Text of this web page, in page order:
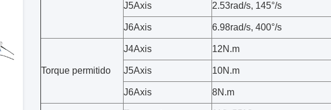
J5Axis 2.53rad/s, 145°/s
J6Axis 6.98rad/s, 400°/s
Torque permitido
J4Axis 12N.m
J5Axis 10N.m
J6Axis 8N.m